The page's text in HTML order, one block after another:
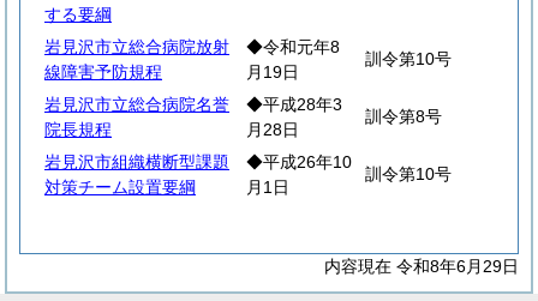
する要綱
岩見沢市立総合病院放射
線障害予防規程
◆令和元年8
月19日
訓令第10号
岩見沢市立総合病院名誉
院長規程
◆平成28年3
月28日
訓令第8号
岩見沢市組織横断型課題
対策チーム設置要綱
◆平成26年10
月1日
訓令第10号
内容現在 令和8年6月29日